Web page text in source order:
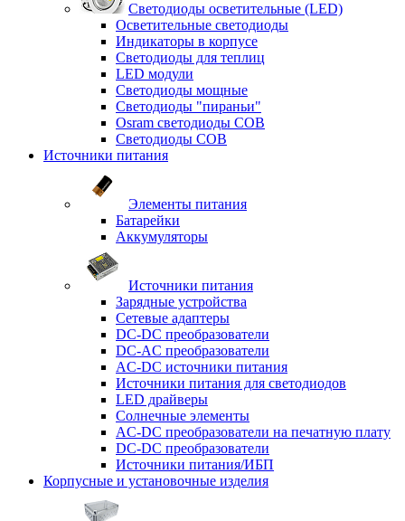
Светодиоды осветительные (LED)
Осветительные светодиоды
Индикаторы в корпусе
Светодиоды для теплиц
LED модули
Светодиоды мощные
Светодиоды "пираньи"
Osram светодиоды COB
Светодиоды COB
Источники питания
Элементы питания
Батарейки
Аккумуляторы
Источники питания
Зарядные устройства
Сетевые адаптеры
DC-DC преобразователи
DC-AC преобразователи
AC-DC источники питания
Источники питания для светодиодов
LED драйверы
Солнечные элементы
AC-DC преобразователи на печатную плату
DC-DC преобразователи
Источники питания/ИБП
Корпусные и установочные изделия